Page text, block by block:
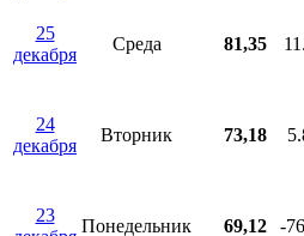
25
декабря
Среда 81,35
24
декабря
Вторник 73,18
23
Понедельник 69,12 -